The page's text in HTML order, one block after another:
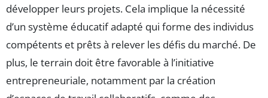
développer leurs projets. Cela implique la nécessité
d’un système éducatif adapté qui forme des individus
compétents et prêts à relever les défis du marché. De
plus, le terrain doit être favorable à l’initiative
entrepreneuriale, notamment par la création